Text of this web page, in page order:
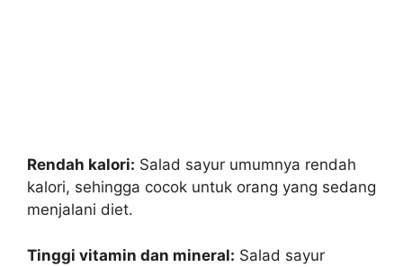
Rendah kalori: Salad sayur umumnya rendah
kalori, sehingga cocok untuk orang yang sedang
menjalani diet.
Tinggi vitamin dan mineral: Salad sayur